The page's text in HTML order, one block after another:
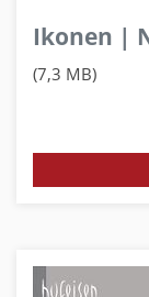
Ikonen |
(7,3 MB)